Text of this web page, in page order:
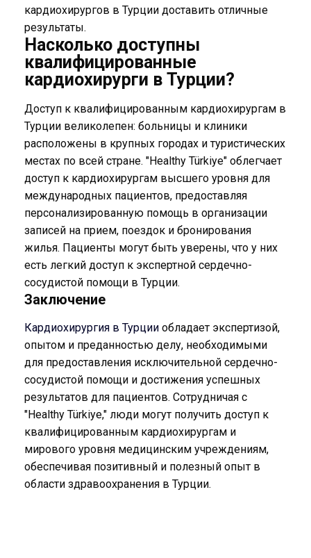
кардиохирургов в Турции доставить отличные
результаты.
Насколько доступны
квалифицированные
кардиохирурги в Турции?
Доступ к квалифицированным кардиохирургам в
Турции великолепен: больницы и клиники
расположены в крупных городах и туристических
местах по всей стране. "Healthy Türkiye" облегчает
доступ к кардиохирургам высшего уровня для
международных пациентов, предоставляя
персонализированную помощь в организации
записей на прием, поездок и бронирования
жилья. Пациенты могут быть уверены, что у них
есть легкий доступ к экспертной сердечно-
сосудистой помощи в Турции.
Заключение
Кардиохирургия в Турцииобладает экспертизой,
опытом и преданностью делу, необходимыми
для предоставления исключительной сердечно-
сосудистой помощи и достижения успешных
результатов для пациентов. Сотрудничая с
"Healthy Türkiye," люди могут получить доступ к
квалифицированным кардиохирургам и
мирового уровня медицинским учреждениям,
обеспечивая позитивный и полезный опыт в
области здравоохранения в Турции.